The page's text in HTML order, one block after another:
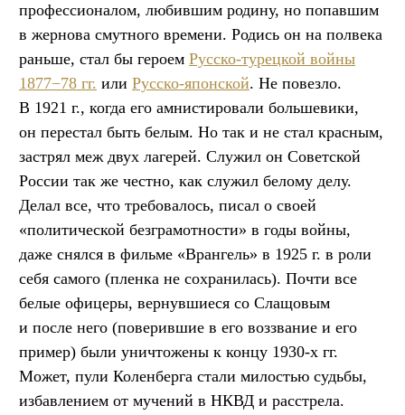
профессионалом, любившим родину, но попавшим
в жернова смутного времени. Родись он на полвека
раньше, стал бы героем Русско-турецкой войны
1877−78 гг. или Русско-японской. Не повезло.
В 1921 г., когда его амнистировали большевики,
он перестал быть белым. Но так и не стал красным,
застрял меж двух лагерей. Служил он Советской
России так же честно, как служил белому делу.
Делал все, что требовалось, писал о своей
«политической безграмотности» в годы войны,
даже снялся в фильме «Врангель» в 1925 г. в роли
себя самого (пленка не сохранилась). Почти все
белые офицеры, вернувшиеся со Слащовым
и после него (поверившие в его воззвание и его
пример) были уничтожены к концу 1930-х гг.
Может, пули Коленберга стали милостью судьбы,
избавлением от мучений в НКВД и расстрела.